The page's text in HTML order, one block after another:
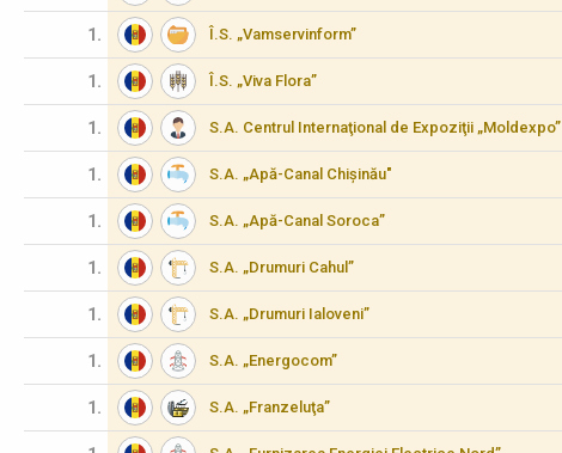
1. Î.S. „Vamservinform”
1. Î.S. „Viva Flora”
1. S.A. Centrul Internaţional de Expoziţii „Moldexpo”
1. S.A. „Apă-Canal Chișinău"
1. S.A. „Apă-Canal Soroca”
1. S.A. „Drumuri Cahul”
1. S.A. „Drumuri Ialoveni”
1. S.A. „Energocom”
1. S.A. „Franzeluţa”